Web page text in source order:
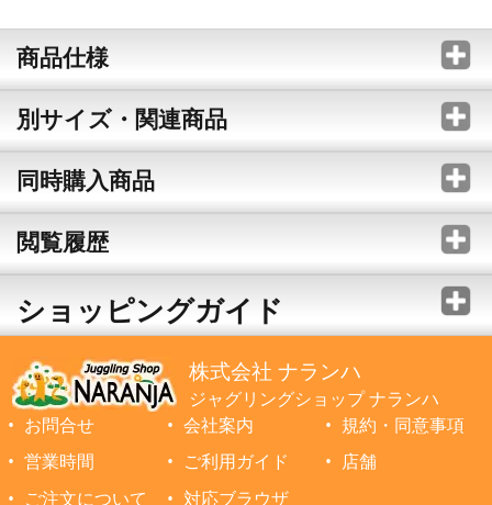
商品仕様
別サイズ・関連商品
同時購入商品
閲覧履歴
ショッピングガイド
株式会社 ナランハ
ジャグリングショップ ナランハ
お問合せ
会社案内
規約・同意事項
営業時間
ご利用ガイド
店舗
ご注文について
対応ブラウザ